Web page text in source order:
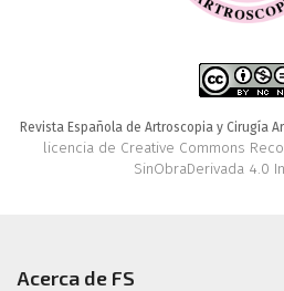
Revista Española de Artroscopia y Cirugía
licencia de Creative Commons
SinObraDerivada 4.0
Acerca de FS